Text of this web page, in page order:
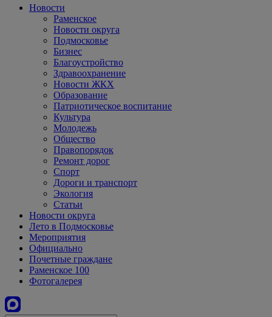
Новости
Раменское
Новости округа
Подмосковье
Бизнес
Благоустройство
Здравоохранение
Новости ЖКХ
Образование
Патриотическое воспитание
Культура
Молодежь
Общество
Правопорядок
Ремонт дорог
Спорт
Дороги и транспорт
Экология
Статьи
Новости округа
Лето в Подмосковье
Мероприятия
Официально
Почетные граждане
Раменское 100
Фотогалерея